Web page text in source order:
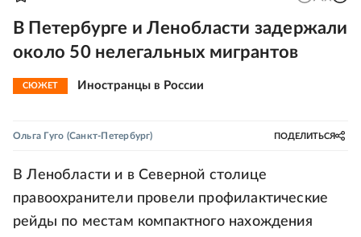
В Петербурге и Ленобласти задержали
около 50 нелегальных мигрантов
СЮЖЕТ Иностранцы в России
Ольга Гуго (Санкт-Петербург) ПОДЕЛИТЬСЯ
В Ленобласти и в Северной столице
правоохранители провели профилактические
рейды по местам компактного нахождения